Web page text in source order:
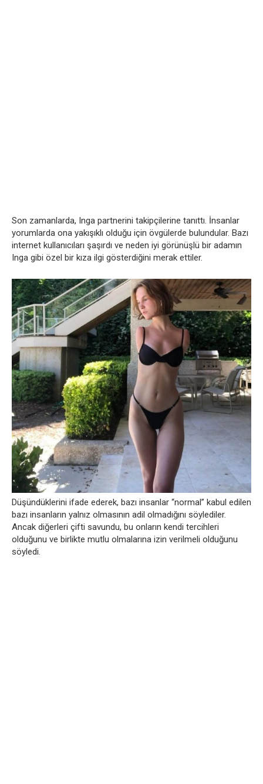
Son zamanlarda, Inga partnerini takipçilerine tanıttı. İnsanlar
yorumlarda ona yakışıklı olduğu için övgülerde bulundular. Bazı
internet kullanıcıları şaşırdı ve neden iyi görünüşlü bir adamın
Inga gibi özel bir kıza ilgi gösterdiğini merak ettiler.
Düşündüklerini ifade ederek, bazı insanlar “normal” kabul edilen
bazı insanların yalnız olmasının adil olmadığını söylediler.
Ancak diğerleri çifti savundu, bu onların kendi tercihleri
olduğunu ve birlikte mutlu olmalarına izin verilmeli olduğunu
söyledi.